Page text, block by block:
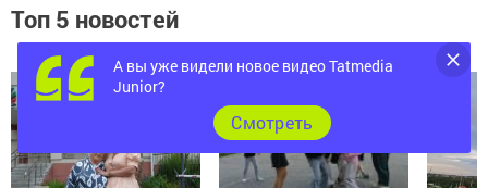
Топ 5 новостей
А вы уже видели новое видео Tatmedia
Junior?
Cмотреть